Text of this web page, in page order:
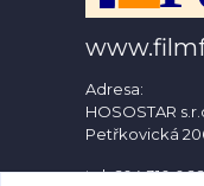
Adresa:
HOSOSTAR
Petřkovická
tel: 604 310 066